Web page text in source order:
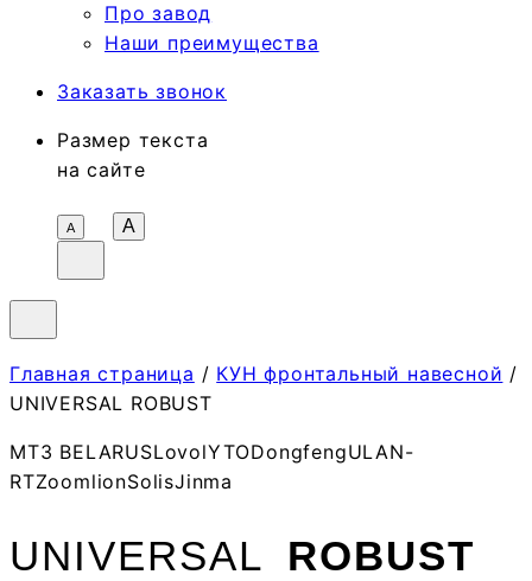
Про завод
Наши преимущества
Заказать звонок
Размер текста
на сайте
А A
Главная страница / КУН фронтальный навесной /
UNIVERSAL ROBUST
МТЗ BELARUSLovolYTODongfengULAN-
RTZoomlionSolisJinma
UNIVERSAL ROBUST